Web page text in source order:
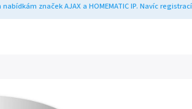
značek AJAX a HOMEMATIC IP. Navíc